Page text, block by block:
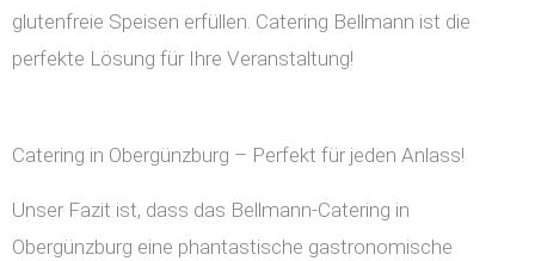
glutenfreie Speisen erfüllen. Catering Bellmann ist die
perfekte Lösung für Ihre Veranstaltung!
Catering in Obergünzburg – Perfekt für jeden Anlass!
Unser Fazit ist, dass das Bellmann-Catering in
Obergünzburg eine phantastische gastronomische